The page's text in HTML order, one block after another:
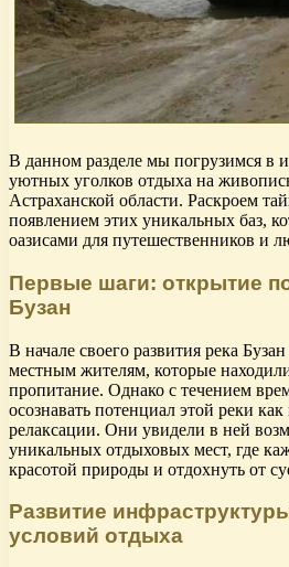
В данном разделе мы погрузимся в
уютных уголков отдыха на
Астраханской области. Раскроем
появлением этих уникальных баз,
оазисами для путешественников и
Первые шаги: открытие
Бузан
В начале своего развития река
местным жителям, которые
пропитание. Однако с течением
осознавать потенциал этой реки
релаксации. Они увидели в ней
уникальных отдыховых мест, где
красотой природы и отдохнуть от
Развитие
условий отдыха